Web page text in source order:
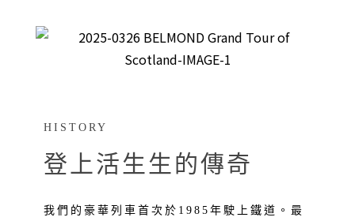
HISTORY
登上活生生的傳奇
我們的豪華列車首次於1985年駛上鐵道。最